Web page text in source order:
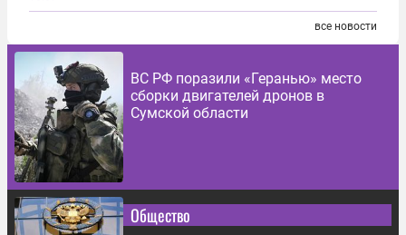
все новости
ВС РФ поразили «Геранью» место
сборки двигателей дронов в
Сумской области
Общество